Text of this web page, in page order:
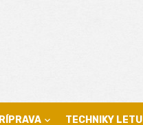
TECHNIKY LETU